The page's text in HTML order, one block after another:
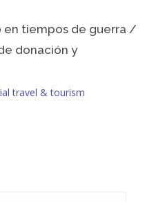
en tiempos de guerra /
donación y
travel & tourism